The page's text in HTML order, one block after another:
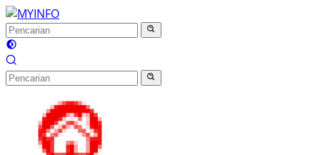
Langsung
ke
konten